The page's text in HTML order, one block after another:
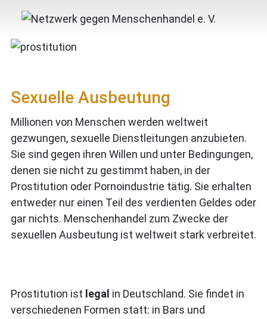
Sexuelle Ausbeutung
Millionen von Menschen werden weltweit
gezwungen, sexuelle Dienstleitungen anzubieten.
Sie sind gegen ihren Willen und unter Bedingungen,
denen sie nicht zu gestimmt haben, in der
Prostitution oder Pornoindustrie tätig. Sie erhalten
entweder nur einen Teil des verdienten Geldes oder
gar nichts. Menschenhandel zum Zwecke der
sexuellen Ausbeutung ist weltweit stark verbreitet.
Prostitution ist legal in Deutschland. Sie findet in
verschiedenen Formen statt: in Bars und